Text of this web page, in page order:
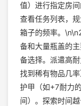
值）进行指定房
查看任务列表，
箱子的频率。
备和大量瓶盖的
备选择。派遣高
找到稀有物品几
护甲（如+7耐力
间）。探索时间